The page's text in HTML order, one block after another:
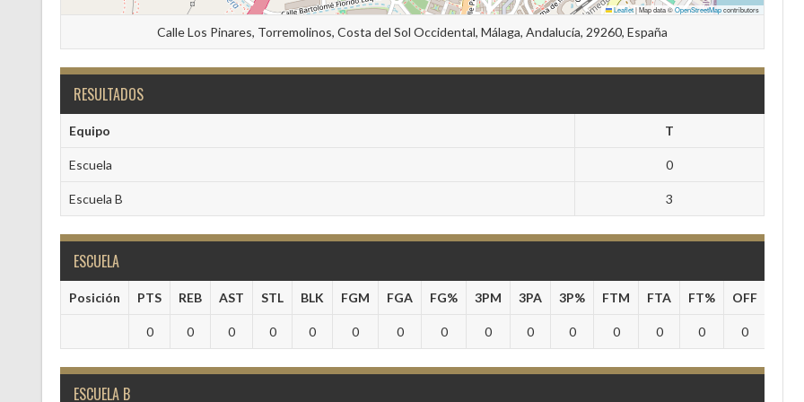
Leaflet|Map data ©OpenStreetMapcontributors
Calle Los Pinares, Torremolinos, Costa del Sol Occidental, Málaga, Andalucía, 29260, España
RESULTADOS
Equipo T
Escuela 0
Escuela B 3
ESCUELA
Posición PTS REB AST STL BLK FGM FGA FG% 3PM 3PA 3P% FTM FTA FT% OFF
0 0 0 0 0 0 0 0 0 0 0 0 0 0 0
ESCUELA B